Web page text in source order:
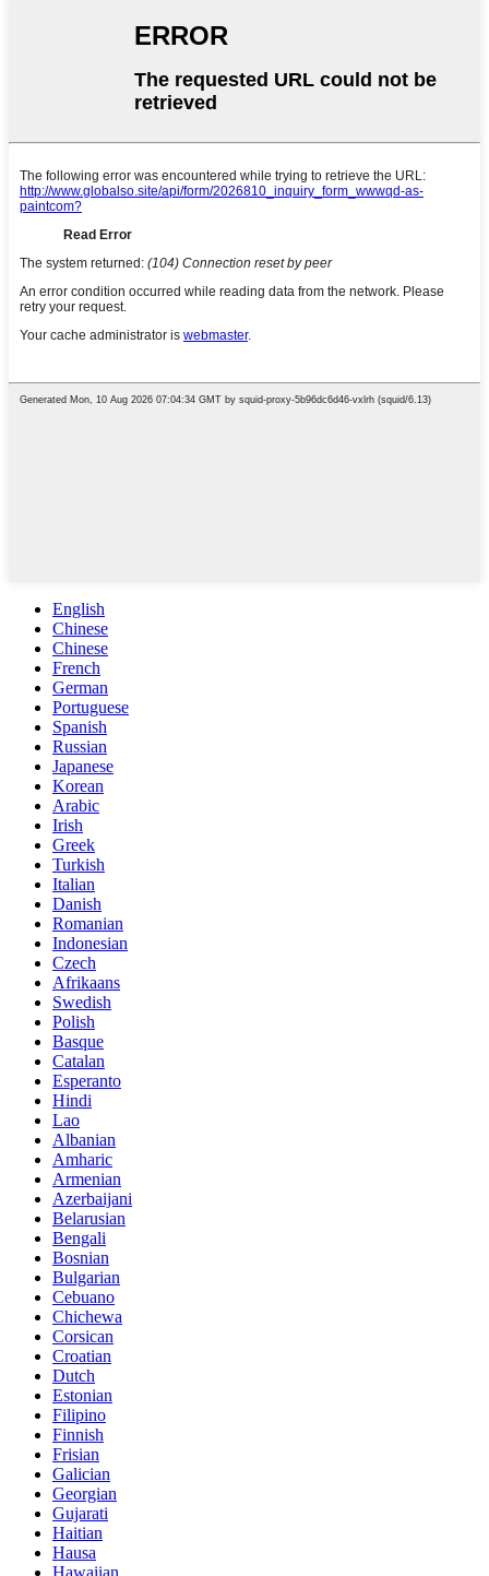
English
Chinese
Chinese
French
German
Portuguese
Spanish
Russian
Japanese
Korean
Arabic
Irish
Greek
Turkish
Italian
Danish
Romanian
Indonesian
Czech
Afrikaans
Swedish
Polish
Basque
Catalan
Esperanto
Hindi
Lao
Albanian
Amharic
Armenian
Azerbaijani
Belarusian
Bengali
Bosnian
Bulgarian
Cebuano
Chichewa
Corsican
Croatian
Dutch
Estonian
Filipino
Finnish
Frisian
Galician
Georgian
Gujarati
Haitian
Hausa
Hawaiian